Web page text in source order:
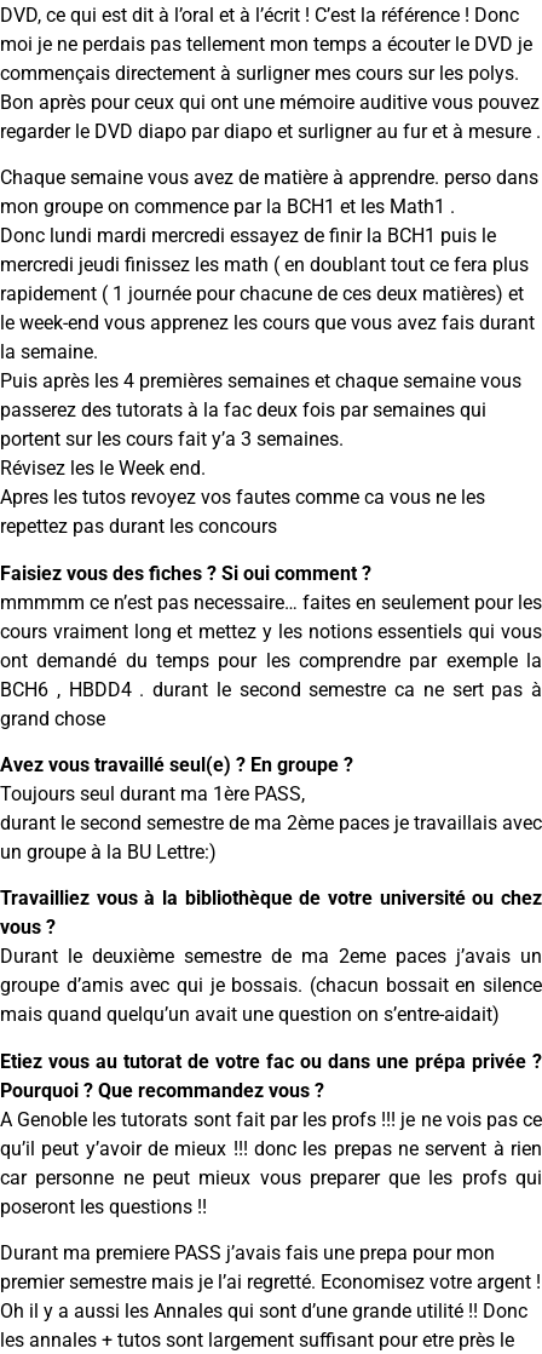
DVD, ce qui est dit à l’oral et à l’écrit ! C’est la référence ! Donc
moi je ne perdais pas tellement mon temps a écouter le DVD je
commençais directement à surligner mes cours sur les polys.
Bon après pour ceux qui ont une mémoire auditive vous pouvez
regarder le DVD diapo par diapo et surligner au fur et à mesure .
Chaque semaine vous avez de matière à apprendre. perso dans
mon groupe on commence par la BCH1 et les Math1 .
Donc lundi mardi mercredi essayez de finir la BCH1 puis le
mercredi jeudi finissez les math ( en doublant tout ce fera plus
rapidement ( 1 journée pour chacune de ces deux matières) et
le week-end vous apprenez les cours que vous avez fais durant
la semaine.
Puis après les 4 premières semaines et chaque semaine vous
passerez des tutorats à la fac deux fois par semaines qui
portent sur les cours fait y’a 3 semaines.
Révisez les le Week end.
Apres les tutos revoyez vos fautes comme ca vous ne les
repettez pas durant les concours
Faisiez vous des fiches ? Si oui comment ?
mmmmm ce n’est pas necessaire… faites en seulement pour les
cours vraiment long et mettez y les notions essentiels qui vous
ont demandé du temps pour les comprendre par exemple la
BCH6 , HBDD4 . durant le second semestre ca ne sert pas à
grand chose
Avez vous travaillé seul(e) ? En groupe ?
Toujours seul durant ma 1ère PASS,
durant le second semestre de ma 2ème paces je travaillais avec
un groupe à la BU Lettre:)
Travailliez vous à la bibliothèque de votre université ou chez
vous ?
Durant le deuxième semestre de ma 2eme paces j’avais un
groupe d’amis avec qui je bossais. (chacun bossait en silence
mais quand quelqu’un avait une question on s’entre-aidait)
Etiez vous au tutorat de votre fac ou dans une prépa privée ?
Pourquoi ? Que recommandez vous ?
A Genoble les tutorats sont fait par les profs !!! je ne vois pas ce
qu’il peut y’avoir de mieux !!! donc les prepas ne servent à rien
car personne ne peut mieux vous preparer que les profs qui
poseront les questions !!
Durant ma premiere PASS j’avais fais une prepa pour mon
premier semestre mais je l’ai regretté. Economisez votre argent !
Oh il y a aussi les Annales qui sont d’une grande utilité !! Donc
les annales + tutos sont largement suffisant pour etre près le